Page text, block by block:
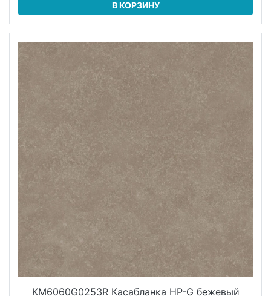
В КОРЗИНУ
KM6060G0253R Касабланка HP-G бежевый